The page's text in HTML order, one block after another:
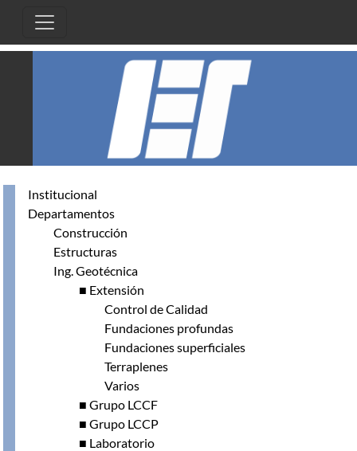
Institucional
Departamentos
Construcción
Estructuras
Ing. Geotécnica
■ Extensión
Control de Calidad
Fundaciones profundas
Fundaciones superficiales
Terraplenes
Varios
■ Grupo LCCF
■ Grupo LCCP
■ Laboratorio